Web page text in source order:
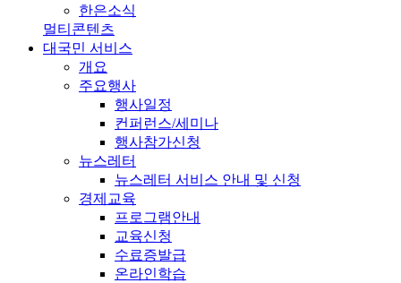
한은소식
멀티콘텐츠
대국민 서비스
개요
주요행사
행사일정
컨퍼런스/세미나
행사참가신청
뉴스레터
뉴스레터 서비스 안내 및 신청
경제교육
프로그램안내
교육신청
수료증발급
온라인학습